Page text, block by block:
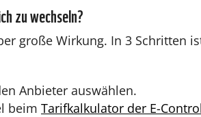
zu wechseln?
große Wirkung. In 3 Schritten
Anbieter auswählen.
beim Tarifkalkulator der E-Control